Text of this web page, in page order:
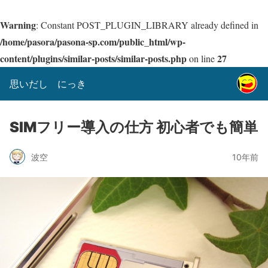
Warning: Constant POST_PLUGIN_LIBRARY already defined in
/home/pasora/pasona-sp.com/public_html/wp-
content/plugins/similar-posts/similar-posts.phpon line27
思いだし にっき
SIMフリー導入の仕方 初心者でも簡単
波空 10年前